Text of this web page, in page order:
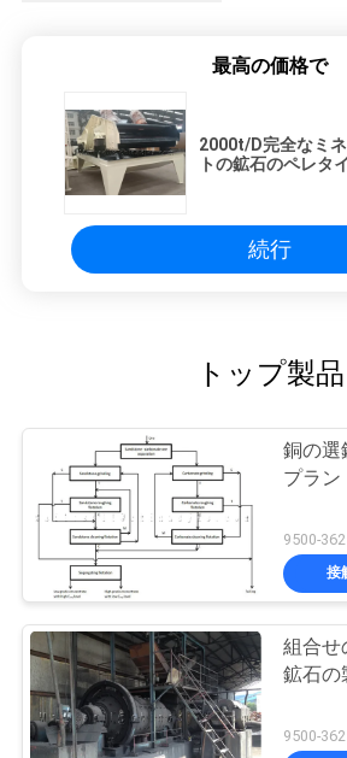
最高の価格で
2000t/D完全なミ
トの鉱石のペレタ
続行
トップ製品
銅の選
プラン
接
組合せ
鉱石の